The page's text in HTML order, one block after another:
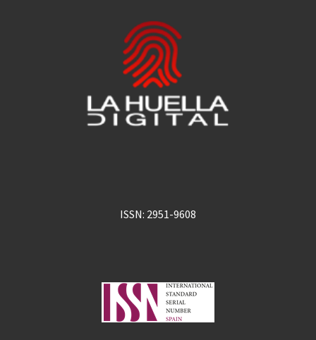
ISSN: 2951-9608